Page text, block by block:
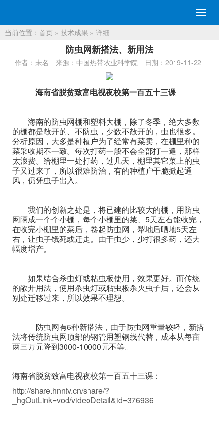
切
换
当前位置： 首页 » 技术成果 » 详细
防虫网新搭法、新用法
作者：未名 来源：中国热带农业科学院 日期：2019-11-22
海南省脱贫致富电视夜校第一百五十三课
海南的防虫网棚和塑料大棚，除了冬季，绝大多数
的棚都是敞开的、不防虫，少数不敞开的，虫也很多。
分析原因，大多是种植户为了经常有菜卖，在棚里种的
菜采收期不一致。每次打药一般不会全部打一遍，那样
太浪费。给棚里一处打药，过几天，棚里其它菜上的虫
子又过来了，所以很难防治，有的种植户干脆掀起通
风，仍凭虫子出入。
我们的创新之处是，将已建的比较大的棚，用防虫
网隔成一个个小棚，每个小棚里的菜、5天左右能收完，
在收完小棚里的菜后，卷起防虫网，犁地后晒地5天左
右，让虫子饿死或迁走。由于虫少，少打很多药，还大
幅度增产。
如果结合杀虫灯或粘虫板使用，效果更好。而传统
的敞开用法，使用杀虫灯或粘虫板杀灭虫子后，还会从
别处迁移过来，所以效果不理想。
防虫网有5种新搭法，由于防虫网重量较轻，新搭
法将传统防虫网顶部的钢管用塑钢线代替，成本从每亩
两三万元降到3000-10000元不等。
海南省脱贫致富电视夜校第一百五十三课：
http://share.hnntv.cn/share/?
_hgOutLink=vod/videoDetail&id=376936